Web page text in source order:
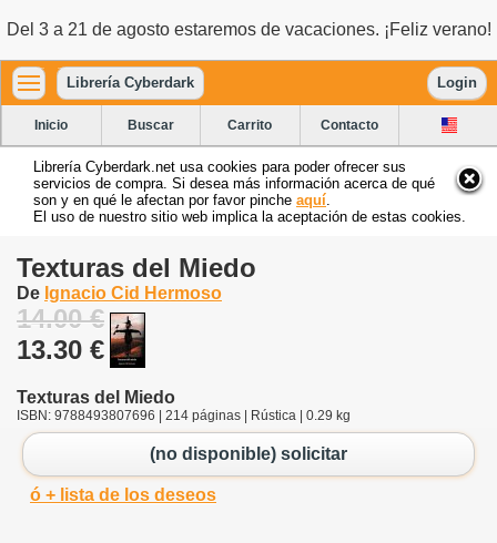
Del 3 a 21 de agosto estaremos de vacaciones. ¡Feliz verano!
Librería Cyberdark Login
Inicio Buscar Carrito Contacto
Librería Cyberdark.net usa cookies para poder ofrecer sus
servicios de compra. Si desea más información acerca de qué
son y en qué le afectan por favor pinche aquí
El uso de nuestro sitio web implica la aceptación de estas cookies.
Texturas del Miedo
De Ignacio Cid Hermoso
14.00 €
13.30 €
Texturas del Miedo
ISBN: 9788493807696 | 214 páginas | Rústica | 0.29 kg
(no disponible) solicitar
ó + lista de los deseos